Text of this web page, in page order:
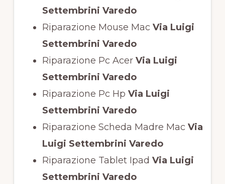
Settembrini Varedo
Riparazione Mouse Mac Via Luigi
Settembrini Varedo
Riparazione Pc AcerVia Luigi
Settembrini Varedo
Riparazione Pc Hp Via Luigi
Settembrini Varedo
Riparazione Scheda Madre Mac Via
Luigi Settembrini Varedo
Riparazione Tablet Ipad Via Luigi
Settembrini Varedo